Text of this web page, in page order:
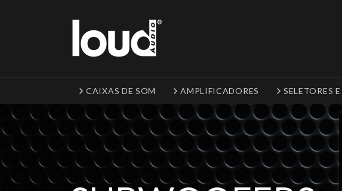
CAIXAS DE SOM AMPLIFICADORES SELETORES